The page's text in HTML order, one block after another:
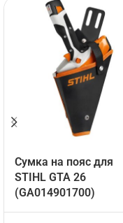
Сумка на пояс для
STIHL GTA 26
(GA014901700)